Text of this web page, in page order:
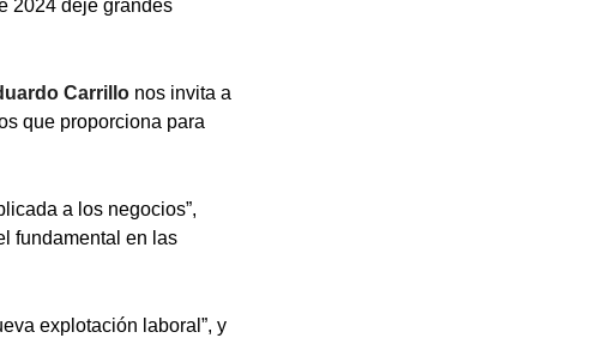
2024 deje grandes
Carrillo nos invita a
que proporciona para
a los negocios”,
fundamental en las
explotación laboral”, y